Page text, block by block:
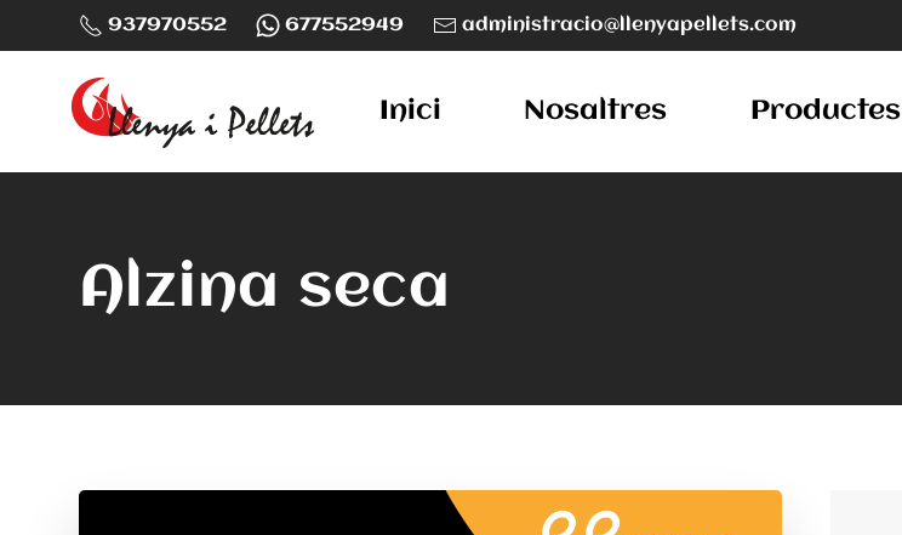
937970552 677552949 administracio@llenyapellets.com
Inici Nosaltres Productes
Alzina seca